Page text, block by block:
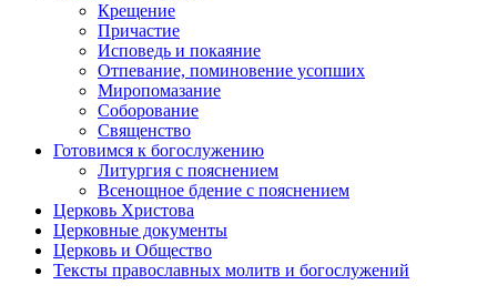
Крещение
Причастие
Исповедь и покаяние
Отпевание, поминовение усопших
Миропомазание
Соборование
Священство
Готовимся к богослужению
Литургия с пояснением
Всенощное бдение с пояснением
Церковь Христова
Церковные документы
Церковь и Общество
Тексты православных молитв и богослужений